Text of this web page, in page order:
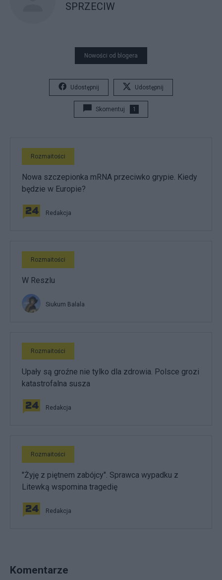
SPRZECIW
Nowości od blogera
Udostępnij Udostępnij
Skomentuj 1
Rozmaitości
Nowa szczepionka mRNA przeciwko grypie. Kiedy
będzie w Europie?
Redakcja
Rozmaitości
W Reszlu
Siukum Balala
Rozmaitości
Upały są groźne nie tylko dla zdrowia. Polsce grozi
katastrofalna susza
Redakcja
Rozmaitości
"Żyję z piętnem zabójcy". Sprawca wypadku z
Litewką wspomina tragedię
Redakcja
Komentarze